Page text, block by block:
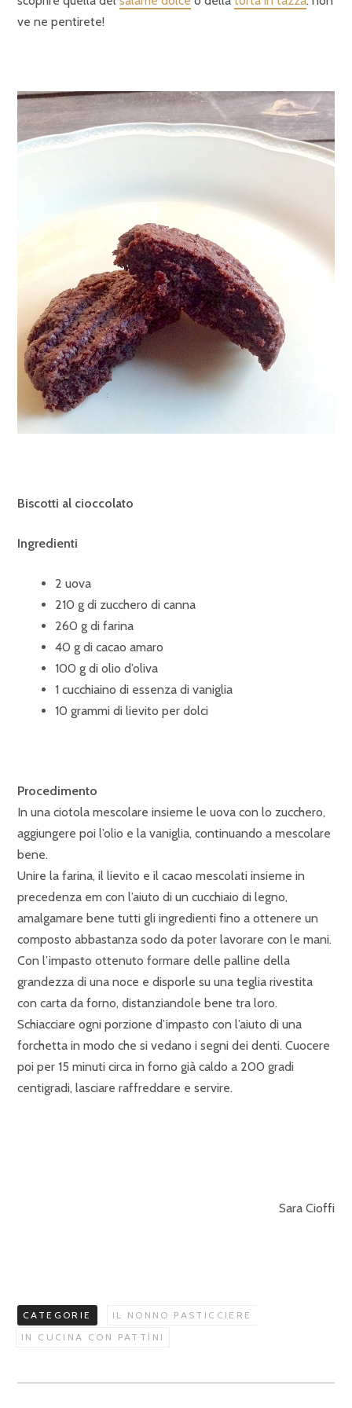
ve ne pentirete!
Biscotti al cioccolato
Ingredienti
2 uova
210 g di zucchero di canna
260 g di farina
40 g di cacao amaro
100 g di olio d’oliva
1 cucchiaino di essenza di vaniglia
10 grammi di lievito per dolci
Procedimento
In una ciotola mescolare insieme le uova con lo zucchero,
aggiungere poi l’olio e la vaniglia, continuando a mescolare
bene.
Unire la farina, il lievito e il cacao mescolati insieme in
precedenza em con l’aiuto di un cucchiaio di legno,
amalgamare bene tutti gli ingredienti fino a ottenere un
composto abbastanza sodo da poter lavorare con le mani.
Con l’impasto ottenuto formare delle palline della
grandezza di una noce e disporle su una teglia rivestita
con carta da forno, distanziandole bene tra loro.
Schiacciare ogni porzione d’impasto con l’aiuto di una
forchetta in modo che si vedano i segni dei denti. Cuocere
poi per 15 minuti circa in forno già caldo a 200 gradi
centigradi, lasciare raffreddare e servire.
Sara Cioffi
CATEGORIE
IL NONNO PASTICCIERE
IN CUCINA CON PATTÌNI